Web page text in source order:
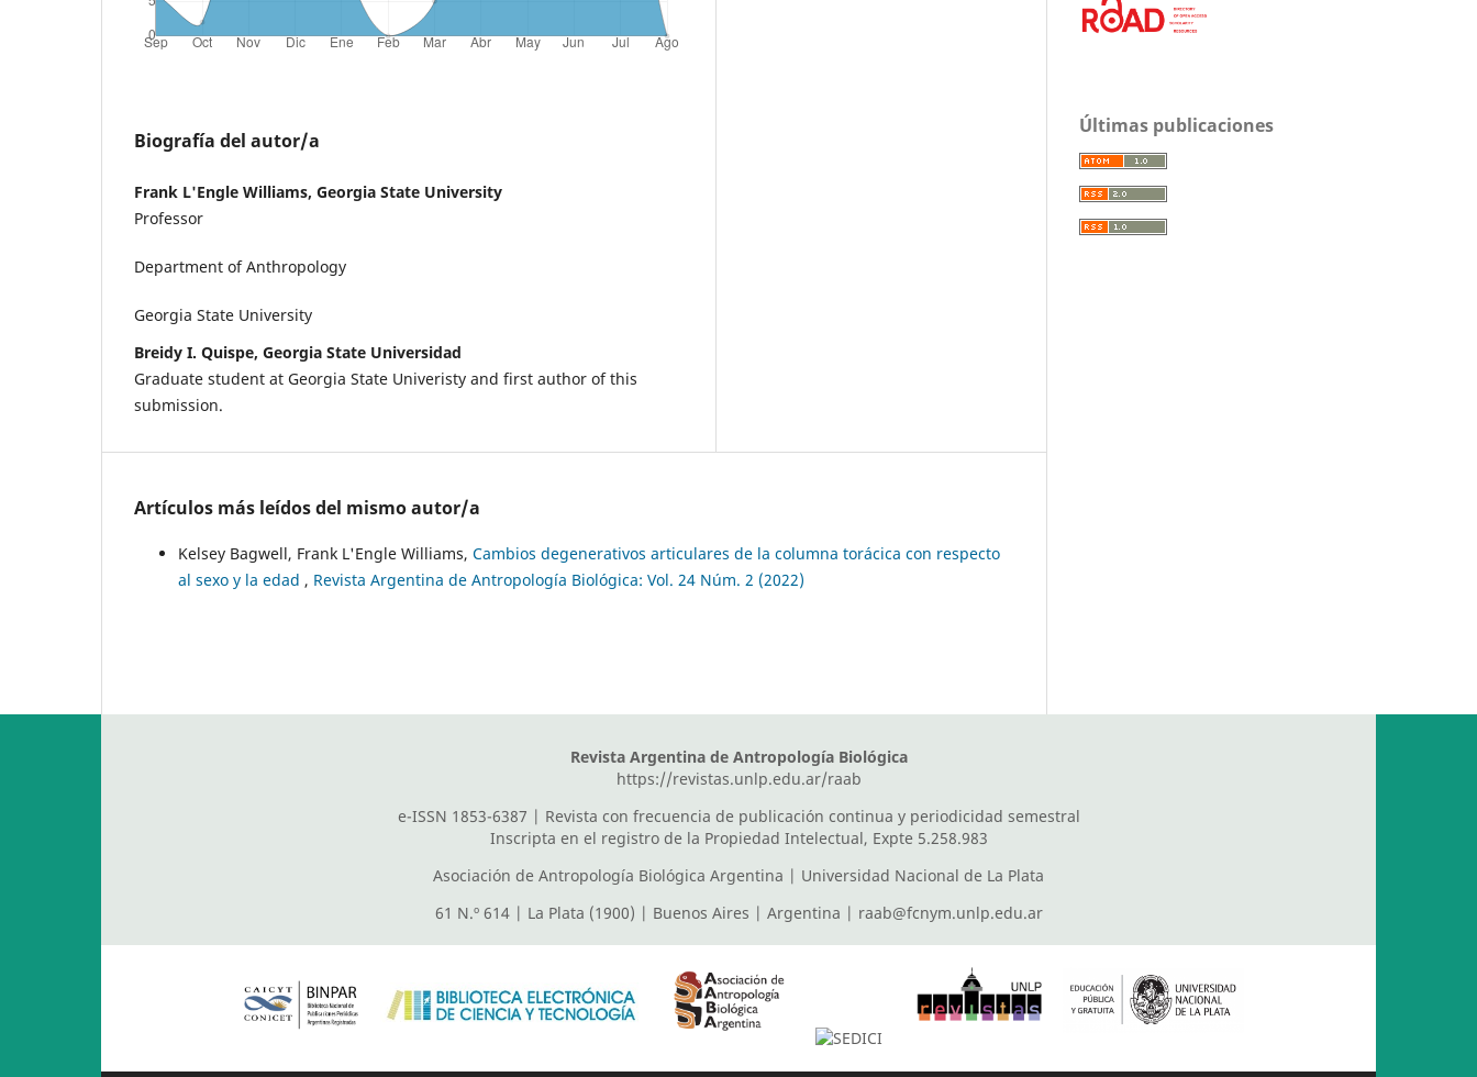
Biografía del autor/a
Frank L'Engle Williams, Georgia State University
Professor
Department of Anthropology
Georgia State University
Breidy I. Quispe, Georgia State Universidad
Graduate student at Georgia State Univeristy and first author of this
submission.
Artículos más leídos del mismo autor/a
Kelsey Bagwell, Frank L'Engle Williams, Cambios degenerativos articulares de la columna torácica con respecto
al sexo y la edad , Revista Argentina de Antropología Biológica: Vol. 24 Núm. 2 (2022)
Últimas publicaciones
Revista Argentina de Antropología Biológica
https://revistas.unlp.edu.ar/raab
e-ISSN 1853-6387 | Revista con frecuencia de publicación continua y periodicidad semestral
Inscripta en el registro de la Propiedad Intelectual, Expte 5.258.983
Asociación de Antropología Biológica Argentina | Universidad Nacional de La Plata
61 N.º 614 | La Plata (1900) | Buenos Aires | Argentina | raab@fcnym.unlp.edu.ar